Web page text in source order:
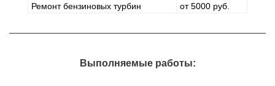
Ремонт бензиновых турбин от 5000 руб.
Выполняемые работы: